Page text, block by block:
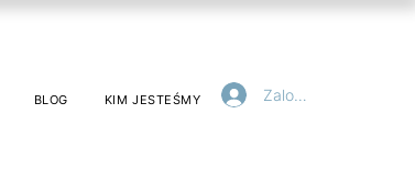
BLOG KIM JESTEŚMY Zaloguj się